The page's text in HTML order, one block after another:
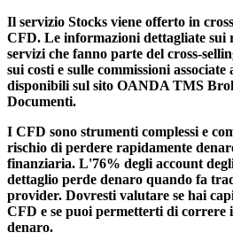
Il servizio Stocks viene offerto in
CFD. Le informazioni dettagliate
servizi che fanno parte del cross-
sui costi e sulle commissioni
disponibili sul sito OANDA TMS
Documenti.
I CFD sono strumenti complessi e
rischio di perdere rapidamente
finanziaria. L'76% degli account
dettaglio perde denaro quando fa
provider. Dovresti valutare se hai
CFD e se puoi permetterti di correre
denaro.